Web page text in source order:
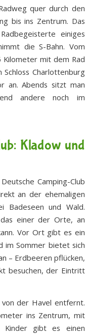
quer durch den
bis ins Zentrum. Das
einiges
die S-Bahn. Vom
Kilometer mit dem Rad
Charlottenburg
an. Abends sitzt man
andere noch im
Kladow und
Camping-Club
an der ehemaligen
Badeseen und Wald.
einer der Orte, an
Vor Ort gibt es ein
im Sommer bietet sich
– Erdbeeren pflücken,
besuchen, der Eintritt
der Havel entfernt.
ins Zentrum, mit
gibt es einen